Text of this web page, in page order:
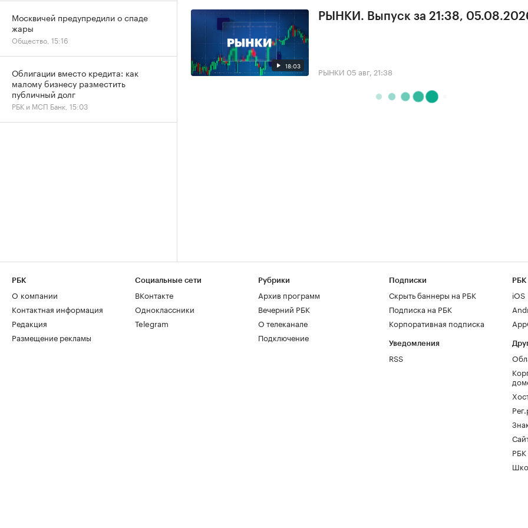
18:03
РЫНКИ. Выпуск за 21:38,
РЫНКИ 05 авг, 21:38
Москвичей предупредили о спаде
жары
Общество, 15:16
Облигации вместо кредита: как
малому бизнесу разместить
публичный долг
РБК и МСП Банк, 15:03
РБК
О компании
Контактная информация
Редакция
Размещение рекламы
Социальные сети
ВКонтакте
Одноклассники
Telegram
Рубрики
Архив программ
Вечерний РБК
О телеканале
Подключение
Подписки
Скрыть баннеры на РБК
Подписка на РБК
Корпоративная подписка
Уведомления
RSS
РБК
iOS